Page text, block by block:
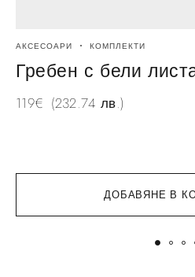
ДОБАВЯНЕ В
АКСЕСОАРИ КОМПЛЕКТИ
Гребен с бели
119€ (232.74 лв.)